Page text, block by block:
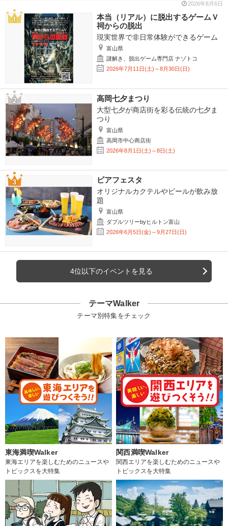
2026年8月6日
本当（リアル）に脱出するゲームＶ
祠からの脱出
現実世界で非日常体験ができるゲーム
富山県
謎解き、脱出ゲーム専門店 ナゾトコ
2026年7月11日(土)～8月30日(日)
高岡七夕まつり
大型七夕が商店街を彩る伝統の七夕ま
つり
富山県
高岡市中心商店街
2026年8月1日(土)～8日(土)
ビアフェスタ
オリジナルカクテルやビールが飲み放
題
富山県
ダブルツリーbyヒルトン富山
2026年6月5日(金)～9月27日(日)
4位以下のイベントを見る
テーマWalker
テーマ別特集をチェック
東海満喫Walker
東海エリアを楽しむためのニュースや
トピックスを大特集
関西満喫Walker
関西エリアを楽しむためのニュースや
トピックスを大特集